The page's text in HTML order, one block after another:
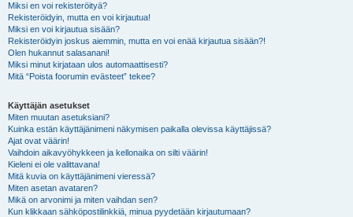
Miksi en voi rekisteröityä?
Rekisteröidyin, mutta en voi kirjautua!
Miksi en voi kirjautua sisään?
Rekisteröidyin joskus aiemmin, mutta en voi enää kirjautua sisään?!
Olen hukannut salasanani!
Miksi minut kirjataan ulos automaattisesti?
Mitä “Poista foorumin evästeet” tekee?
Käyttäjän asetukset
Miten muutan asetuksiani?
Kuinka estän käyttäjänimeni näkymisen paikalla olevissa käyttäjissä?
Ajat ovat väärin!
Vaihdoin aikavyöhykkeen ja kellonaika on silti väärin!
Kieleni ei ole valittavana!
Mitä kuvia on käyttäjänimeni vieressä?
Miten asetan avataren?
Mikä on arvonimi ja miten vaihdan sen?
Kun klikkaan sähköpostilinkkiä, minua pyydetään kirjautumaan?